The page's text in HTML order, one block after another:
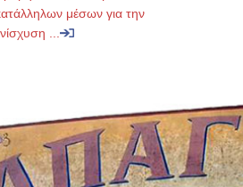
μέσων για την
...